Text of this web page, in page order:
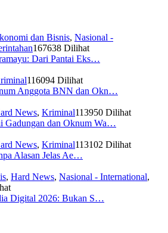
dan Bisnis, Nasional -
167638 Dilihat
Dari Pantai Eks…
116094 Dilihat
Anggota BNN dan Okn…
News, Kriminal113950 Dilihat
Gadungan dan Oknum Wa…
News, Kriminal113102 Dilihat
Alasan Jelas Ae…
, Hard News, Nasional - International,
Digital 2026: Bukan S…